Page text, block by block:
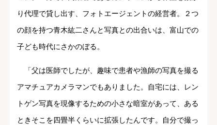
り代理で貸し出す、フォトエージェントの経営者。２つ
の顔を持つ青木紘二さんと写真との出合いは、富山での
子ども時代にさかのぼる。
「父は医師でしたが、趣味で患者や漁師の写真を撮る
アマチュアカメラマンでもありました。自宅には、レン
トゲン写真を現像するための小さな暗室があって、ある
ときそこを四畳半くらいに拡張したんです。自分で撮っ